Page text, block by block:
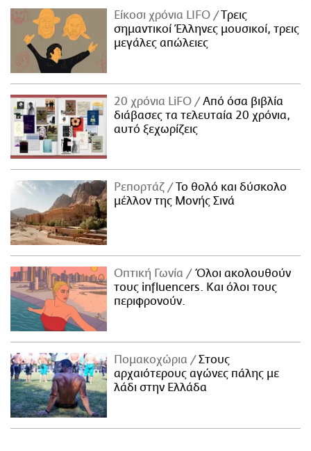
Είκοσι χρόνια LIFO
Tρεις
σημαντικοί Έλληνες μουσικοί, τρεις
μεγάλες απώλειες
20 χρόνια LiFO
Από όσα βιβλία
διάβασες τα τελευταία 20 χρόνια,
αυτό ξεχωρίζεις
Ρεπορτάζ
Το θολό και δύσκολο
μέλλον της Μονής Σινά
Οπτική Γωνία
Όλοι ακολουθούν
τους influencers. Και όλοι τους
περιφρονούν.
Πομακοχώρια
Στους
αρχαιότερους αγώνες πάλης με
λάδι στην Ελλάδα